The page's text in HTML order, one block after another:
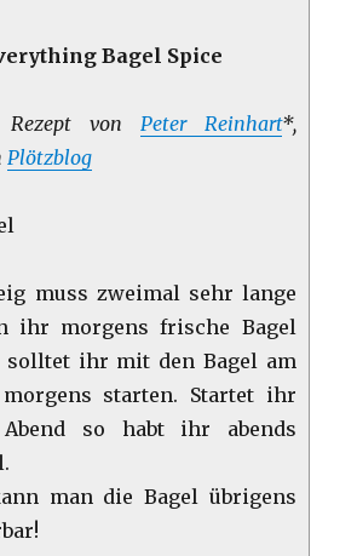
Bagel Spice
Rezept von Peter Reinhart*,
Plötzblog
muss zweimal sehr lange
ihr morgens frische Bagel
solltet ihr mit den Bagel am
starten. Startet ihr
so habt ihr abends
man die Bagel übrigens